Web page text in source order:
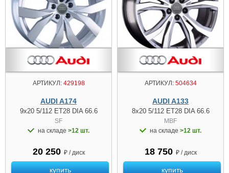
АРТИКУЛ:429198
AUDI A174
9x20 5/112 ET28 DIA 66.6
SF
на складе >12 шт.
20 250 ₽ / диск
купить
АРТИКУЛ:504634
AUDI A133
8x20 5/112 ET28 DIA 66.6
MBF
на складе >12 шт.
18 750 ₽ / диск
купить